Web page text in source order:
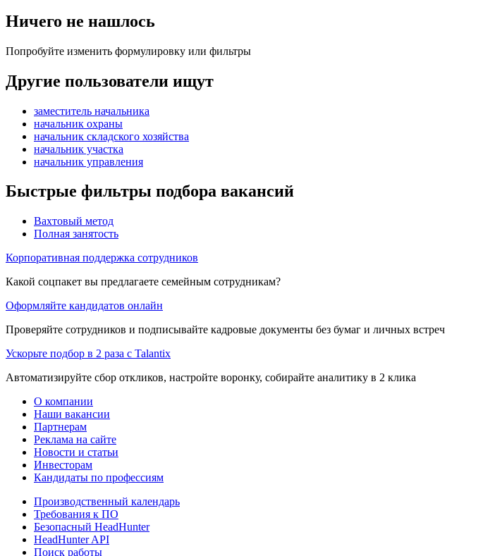
Ничего не нашлось
Попробуйте изменить формулировку или фильтры
Другие пользователи ищут
заместитель начальника
начальник охраны
начальник складского хозяйства
начальник участка
начальник управления
Быстрые фильтры подбора вакансий
Вахтовый метод
Полная занятость
Корпоративная поддержка сотрудников
Какой соцпакет вы предлагаете семейным сотрудникам?
Оформляйте кандидатов онлайн
Проверяйте сотрудников и подписывайте кадровые документы без бумаг и личных встреч
Ускорьте подбор в 2 раза с Talantix
Автоматизируйте сбор откликов, настройте воронку, собирайте аналитику в 2 клика
О компании
Наши вакансии
Партнерам
Реклама на сайте
Новости и статьи
Инвесторам
Кандидаты по профессиям
Производственный календарь
Требования к ПО
Безопасный HeadHunter
HeadHunter API
Поиск работы